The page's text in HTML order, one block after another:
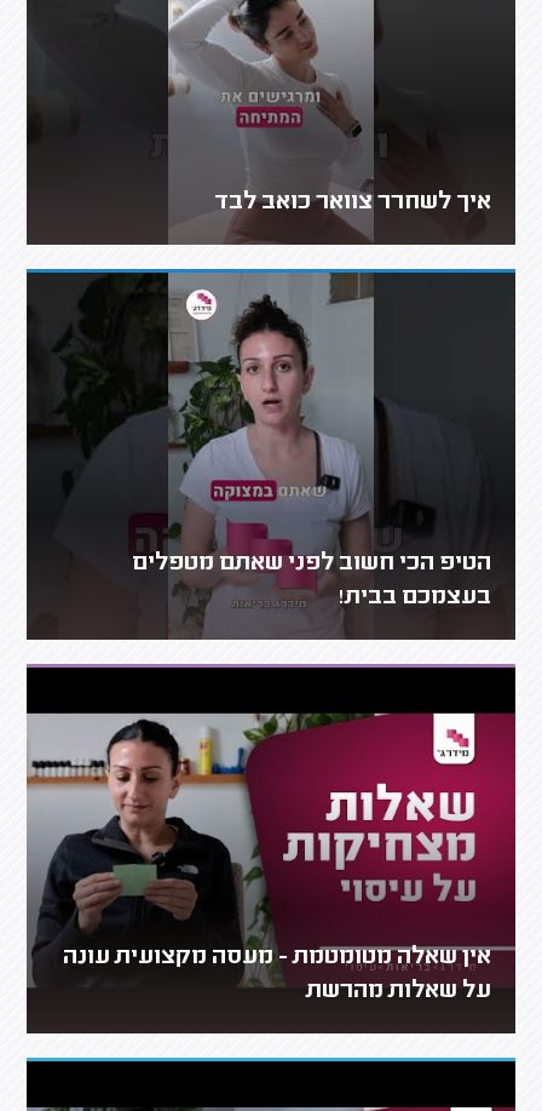
איך לשחרר צוואר כואב לבד
הטיפ הכי חשוב לפני שאתם מטפלים
בעצמכם בבית!
אין שאלה מטומטמת - מעסה מקצועית עונה
על שאלות מהרשת